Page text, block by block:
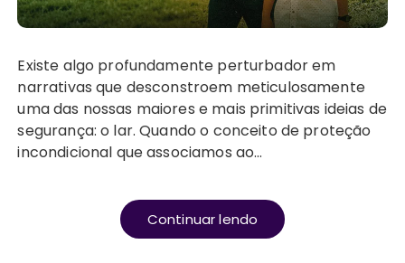
Existe algo profundamente perturbador em
narrativas que desconstroem meticulosamente
uma das nossas maiores e mais primitivas ideias de
segurança: o lar. Quando o conceito de proteção
incondicional que associamos ao…
Continuar lendo